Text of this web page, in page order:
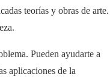
teorías y obras de arte.
Pueden ayudarte a
aplicaciones de la